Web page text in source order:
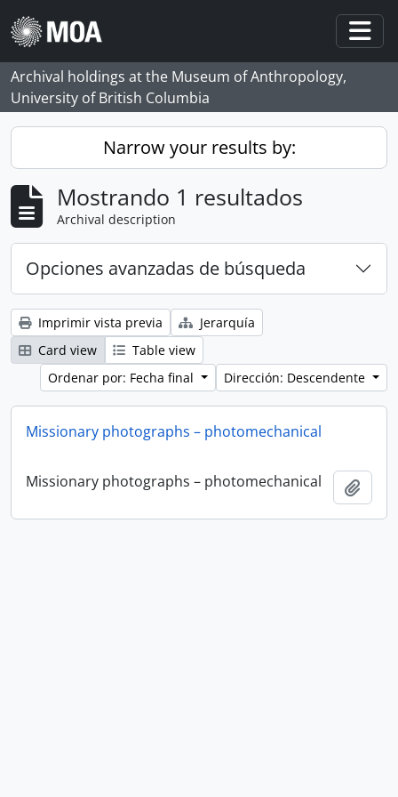
Skip to main content
Archival holdings at the Museum of Anthropology,
University of British Columbia
Narrow your results by:
Mostrando 1 resultados
Archival description
Opciones avanzadas de búsqueda
Imprimir vista previa
Jerarquía
Card view
Table view
Ordenar por: Fecha final
Dirección: Descendente
Missionary photographs – photomechanical
Missionary photographs – photomechanical